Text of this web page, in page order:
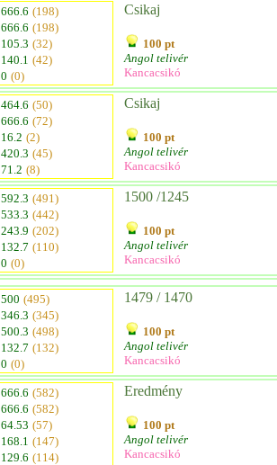
666.6 (198)
666.6 (198)
105.3 (32)
140.1 (42)
0 (0)
Csikaj
100 pt
Angol telivér
Kancacsikó
464.6 (50)
666.6 (72)
16.2 (2)
420.3 (45)
71.2 (8)
Csikaj
100 pt
Angol telivér
Kancacsikó
592.3 (491)
533.3 (442)
243.9 (202)
132.7 (110)
0 (0)
1500 /1245
100 pt
Angol telivér
Kancacsikó
500 (495)
346.3 (345)
500.3 (498)
132.7 (132)
0 (0)
1479 / 1470
100 pt
Angol telivér
Kancacsikó
666.6 (582)
666.6 (582)
64.53 (57)
168.1 (147)
129.6 (114)
Eredmény
100 pt
Angol telivér
Kancacsikó